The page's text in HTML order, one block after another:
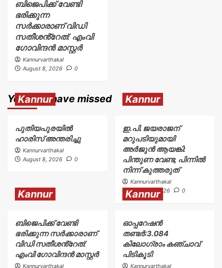
ബിജെപിക്ക് വേണ്ടി
ഭരിക്കുന്ന
സർക്കാരാണ് വിഡി
സതീശൻ്റേത്: എംവി
ഗോവിന്ദൻ മാസ്റ്റർ
Kannurvarthakal
August 8, 2026
0
You may have missed
Kannur
പുതിയപുരയിൽ
ഹാരിസ് അന്തരിച്ചു
Kannurvarthakal
August 8, 2026
0
Kannur
ഇ.പി. ജയരാജന്
മറുപടിയുമായി
അർജുൻ ആയങ്കി:
പിന്തുണ വേണ്ട, പിന്നിൽ
നിന്ന് കുത്തരുത്
Kannurvarthakal
August 8, 2026
0
Kannur
ബിജെപിക്ക് വേണ്ടി
ഭരിക്കുന്ന സർക്കാരാണ്
വിഡി സതീശൻ്റേത്:
എംവി ഗോവിന്ദൻ മാസ്റ്റർ
Kannurvarthakal
Kannur
ഓപ്പറേഷൻ
തണ്ടർ:3.084
കിലോഗ്രാം കഞ്ചാവ്
പിടികൂടി
Kannurvarthakal